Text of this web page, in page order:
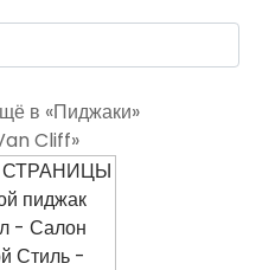
в «Пиджаки»
Cliff»